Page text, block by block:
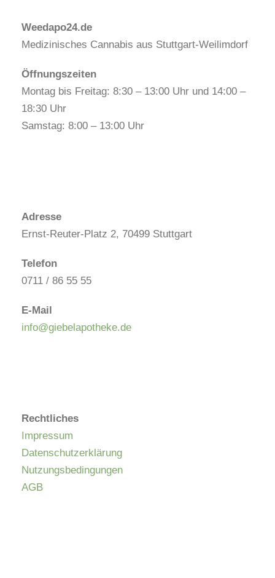
Weedapo24.de
Medizinisches Cannabis aus Stuttgart-Weilimdorf
Öffnungszeiten
Montag bis Freitag: 8:30 – 13:00 Uhr und 14:00 –
18:30 Uhr
Samstag: 8:00 – 13:00 Uhr
Adresse
Ernst-Reuter-Platz 2, 70499 Stuttgart
Telefon
0711 / 86 55 55
E-Mail
info@giebelapotheke.de
Rechtliches
Impressum
Datenschutzerklärung
Nutzungsbedingungen
AGB